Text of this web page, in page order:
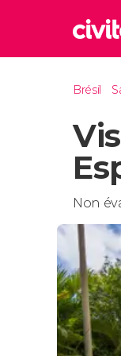
Brésil
Non